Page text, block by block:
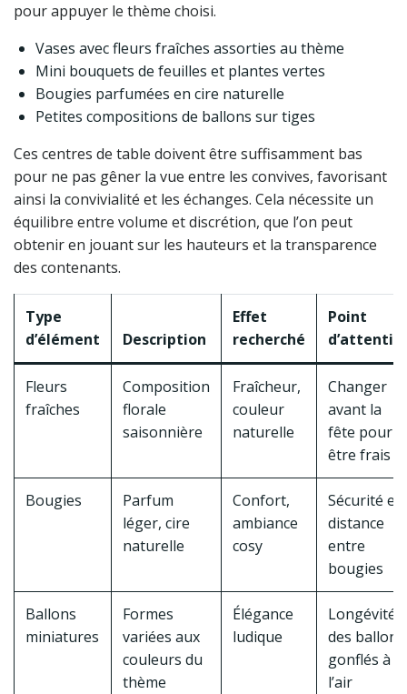
pour appuyer le thème choisi.
Vases avec fleurs fraîches assorties au thème
Mini bouquets de feuilles et plantes vertes
Bougies parfumées en cire naturelle
Petites compositions de ballons sur tiges
Ces centres de table doivent être suffisamment bas
pour ne pas gêner la vue entre les convives, favorisant
ainsi la convivialité et les échanges. Cela nécessite un
équilibre entre volume et discrétion, que l’on peut
obtenir en jouant sur les hauteurs et la transparence
des contenants.
Type
d’élément
Description
Effet
recherché
Point
Fleurs
fraîches
Composition
florale
saisonnière
Fraîcheur,
couleur
naturelle
Changer
avant la
fête pour
être frais
Bougies
Parfum
léger, cire
naturelle
Confort,
ambiance
cosy
Sécurité et
distance
entre
bougies
Ballons
miniatures
Formes
variées aux
couleurs du
thème
Élégance
ludique
Longévité
des ballons
gonflés à
l’air